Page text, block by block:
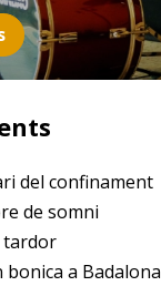
del confinament
de somni
tardor
a Badalona